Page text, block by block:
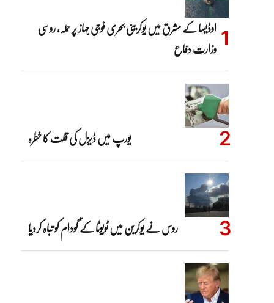
اوڈیسا کے مشرق میں یوکرینی بحری فوجی جہاز پر حملہ، روسی
وزارت دفاع
یورپ میں ڈیزل کی قلت کا خطرہ
روس نے یوکرین میں ٹویوٹا کے گودام کو تباہ کردیا